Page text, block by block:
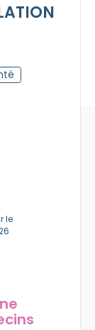
Google
Facebook
le